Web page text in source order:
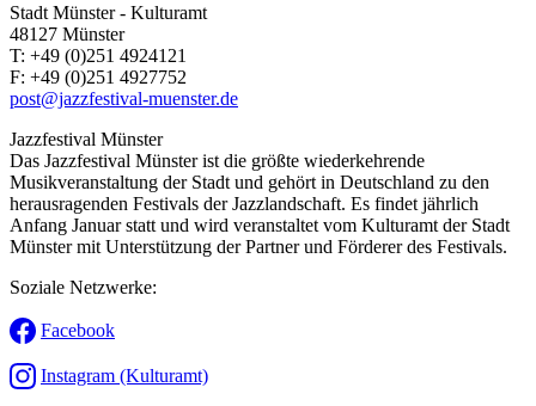
Stadt Münster - Kulturamt
48127 Münster
T: +49 (0)251 4924121
F: +49 (0)251 4927752
post@jazzfestival-muenster.de
Jazzfestival Münster
Das Jazzfestival Münster ist die größte wiederkehrende
Musikveranstaltung der Stadt und gehört in Deutschland zu den
herausragenden Festivals der Jazzlandschaft. Es findet jährlich
Anfang Januar statt und wird veranstaltet vom Kulturamt der Stadt
Münster mit Unterstützung der Partner und Förderer des Festivals.
Soziale Netzwerke:
Facebook
Instagram (Kulturamt)